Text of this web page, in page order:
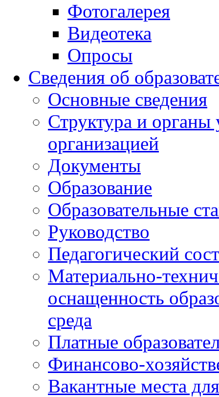
Фотогалерея
Видеотека
Опросы
Сведения об
Основные сведения
Структура и органы
организацией
Документы
Образование
Образовательные
Руководство
Педагогический
Материально-
оснащенность
среда
Платные
Финансово-
Вакантные места